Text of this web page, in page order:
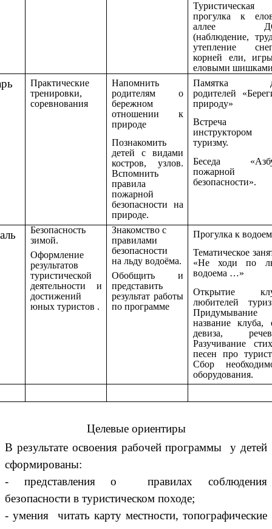
Туристическая
прогулка к
аллее
(наблюдение,
утепление
корней ели,
еловыми
Практические
тренировки,
соревнования
Напомнить
родителям о
бережном
отношении к
природе
Познакомить
детей с видами
костров, узлов.
Вспомнить
правила
пожарной
безопасности на
природе.
Памятка
родителей
природу»
Встреча
инструктором
туризму.
Беседа
пожарной
безопасности».
Безопасность
зимой.
Оформление
результатов
туристической
деятельности и
достижений
юных туристов .
Знакомство с
правилами
безопасности
на льду водоёма.
Обобщить и
представить
результат работы
по программе
Прогулка к
Тематическое
«Не ходи по
водоема …»
Открытие
любителей
Придумывание
название клуба,
девиза,
Разучивание
песен про
Сбор
оборудования.
Целевые ориентиры
В результате освоения рабочей программы у детей
сформированы:
- представления о правилах соблюдения
безопасности в туристическом походе;
- умения читать карту местности, топографические